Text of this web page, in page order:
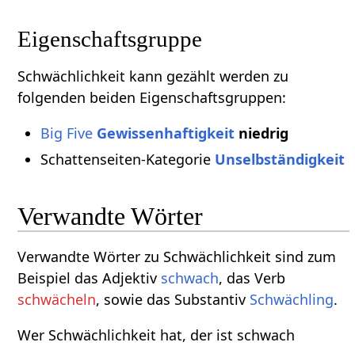
Eigenschaftsgruppe
Schwächlichkeit kann gezählt werden zu
folgenden beiden Eigenschaftsgruppen:
Big Five Gewissenhaftigkeitniedrig
Schattenseiten-Kategorie Unselbständigkeit
Verwandte Wörter
Verwandte Wörter zu Schwächlichkeit sind zum
Beispiel das Adjektiv schwach, das Verb
schwächeln, sowie das Substantiv Schwächling.
Wer Schwächlichkeit hat, der ist schwach